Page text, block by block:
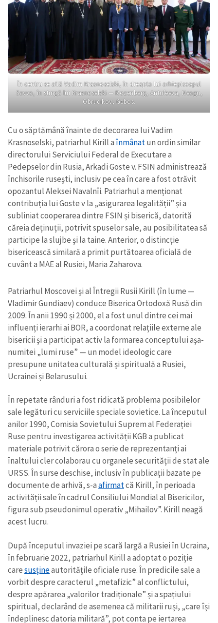
Trimite o informație
in English
на русском
În centru se află Vadim Krasnoselski, în dreapta lui arhiepiscopul
Savva, în stingă lui Krasnoselski — Rozenberg, Antufeeva, Neagu,
Obrucikov, Gebos.
Cu o săptămână înainte de decorarea lui Vadim
Krasnoselski, patriarhul Kirill aînmânatun ordin similar
directorului Serviciului Federal de Executare a
Pedepselor din Rusia, Arkadi Goste v. FSIN administrează
închisorile rusești, inclusiv pe cea în care a fost otrăvit
opozantul Aleksei Navalnîi. Patriarhul a menționat
contribuția lui Goste v la „asigurarea legalității” și a
subliniat cooperarea dintre FSIN și biserică, datorită
căreia deținuții, potrivit spuselor sale, au posibilitatea să
participe la slujbe și la taine. Anterior, o distincție
bisericească similară a primit purtătoarea oficială de
cuvânt a MAE al Rusiei, Maria Zaharova.
Patriarhul Moscovei și al Întregii Rusii Kirill (în lume —
Vladimir Gundiaev) conduce Biserica Ortodoxă Rusă din
2009. În anii 1990 și 2000, el a fost unul dintre cei mai
influenți ierarhi ai BOR, a coordonat relațiile externe ale
bisericii și a participat activ la formarea conceptului așa-
numitei „lumi ruse” — un model ideologic care
presupune unitatea culturală și spirituală a Rusiei,
Ucrainei și Belarusului.
În repetate rânduri a fost ridicată problema posibilelor
sale legături cu serviciile speciale sovietice. La începutul
anilor 1990, Comisia Sovietului Suprem al Federației
Ruse pentru investigarea activității KGB a publicat
materiale potrivit cărora o serie de reprezentanți ai
înaltului cler colaborau cu organele securității de stat ale
URSS. În surse deschise, inclusiv în publicații bazate pe
documente de arhivă, s-aafirmatcă Kirill, în perioada
activității sale în cadrul Consiliului Mondial al Bisericilor,
figura sub pseudonimul operativ „Mihailov”. Kirill neagă
acest lucru.
După începutul invaziei pe scară largă a Rusiei în Ucraina,
în februarie 2022, patriarhul Kirill a adoptat o poziție
caresusțineautoritățile oficiale ruse. În predicile sale a
vorbit despre caracterul „metafizic” al conflictului,
despre apărarea „valorilor tradiționale” și a spațiului
spiritual, declarând de asemenea că militarii ruși, „care își
îndeplinesc datoria militară”, pot conta pe iertarea